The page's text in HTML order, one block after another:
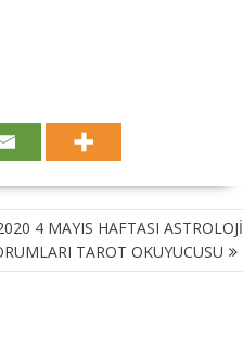
4 MAYIS HAFTASI ASTROLOJİ
TAROT OKUYUCUSU